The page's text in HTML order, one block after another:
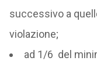
successivo a
violazione;
ad 1/6 del